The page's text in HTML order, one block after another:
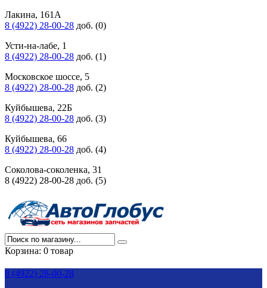
Лакина, 161А
8 (4922) 28-00-28 доб. (0)
Усти-на-лабе, 1
8 (4922) 28-00-28 доб. (1)
Московское шоссе, 5
8 (4922) 28-00-28 доб. (2)
Куйбышева, 22Б
8 (4922) 28-00-28 доб. (3)
Куйбышева, 66
8 (4922) 28-00-28 доб. (4)
Соколова-соколенка, 31
8 (4922) 28-00-28 доб. (5)
Корзина: 0 товар
8 (4922) 28-00-28